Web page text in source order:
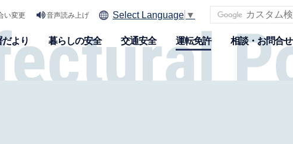
い変更 音声読み上げ Select Language ▼
より 暮らしの安全 交通安全 運転免許 相談・お問合せ